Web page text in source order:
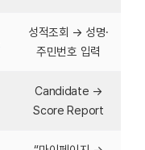
성적조회 → 성명·
주민번호 입력
Candidate →
Score Report